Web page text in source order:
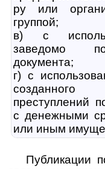
ру или
группой;
в) с
заведомо
документа;
г) с
преступлений
с денежными
или иным
Публикации